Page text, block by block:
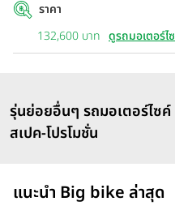
ราคา
132,600 บาท ดูรถมอเตอร์ไ
รุ่นย่อยอื่นๆ รถมอเตอร์ไซ
สเปค-โปรโมชั่น
แนะนำ Big bike ล่าสุด